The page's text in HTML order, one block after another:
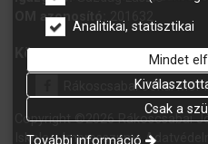
OM azonosító:
Kövess bennünket
Rákoscsabai Jókai Mór
Copyright ©2026 Rákoscsabai
Iskola.
Impresszum
Analitikai, statisztikai
Mindet
Csak a